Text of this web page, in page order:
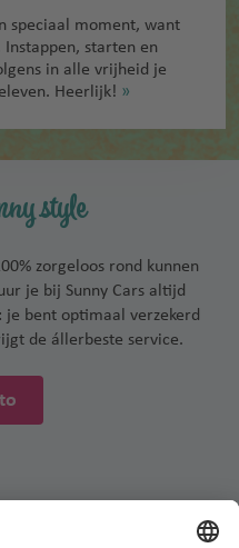
speciaal moment, want
starten en
in alle vrijheid je
Heerlijk! »
style
zorgeloos rond kunnen
je bij Sunny Cars altijd
bent optimaal verzekerd
de állerbeste service.